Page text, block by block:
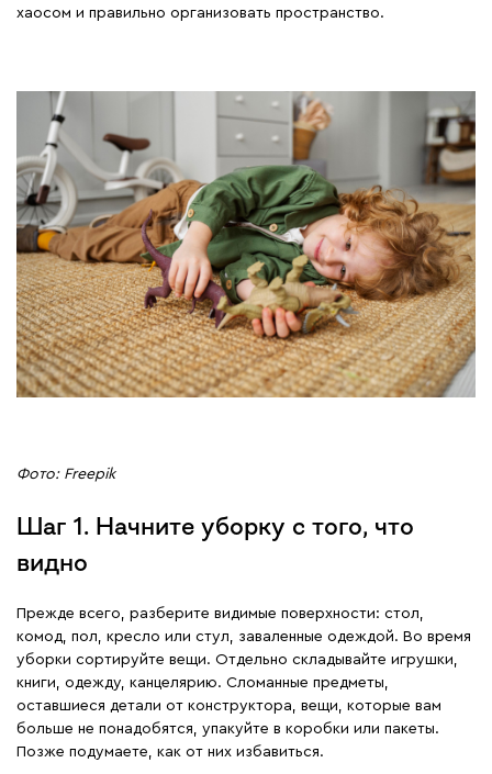
хаосом и правильно организовать пространство.
Фото: Freepik
Шаг 1. Начните уборку с того, что
видно
Прежде всего, разберите видимые поверхности: стол,
комод, пол, кресло или стул, заваленные одеждой. Во время
уборки сортируйте вещи. Отдельно складывайте игрушки,
книги, одежду, канцелярию. Сломанные предметы,
оставшиеся детали от конструктора, вещи, которые вам
больше не понадобятся, упакуйте в коробки или пакеты.
Позже подумаете, как от них избавиться.